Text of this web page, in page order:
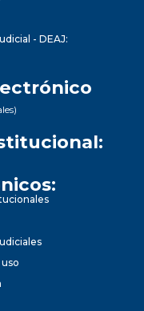
- DEAJ: